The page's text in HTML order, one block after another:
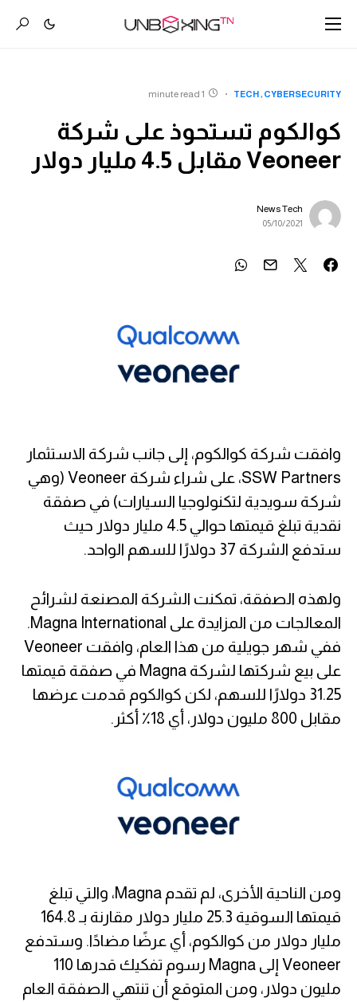
CYBERSECURITY
TECH
1 minute read
كوالكوم تستحوذ على شركة
Veoneer مقابل 4.5 مليار دولار
News Tech
05/10/2021
وافقت شركة كوالكوم، إلى جانب شركة الاستثمار
SSW Partners، على شراء شركة Veoneer (وهي
شركة سويدية لتكنولوجيا السيارات) في صفقة
نقدية تبلغ قيمتها حوالي 4.5 مليار دولار حيث
ستدفع الشركة 37 دولارًا للسهم الواحد.
ولهذه الصفقة، تمكنت الشركة المصنعة لشرائح
المعالجات من المزايدة على Magna International.
ففي شهر جويلية من هذا العام، وافقت Veoneer
على بيع شركتها لشركة Magna في صفقة قيمتها
31.25 دولارًا للسهم، لكن كوالكوم قدمت عرضها
مقابل 800 مليون دولار، أي 18٪ أكثر.
ومن الناحية الأخرى، لم تقدم Magna، والتي تبلغ
قيمتها السوقية 25.3 مليار دولار مقارنة بـ 164.8
مليار دولار من كوالكوم، أي عرضًا مضادًا. وستدفع
Veoneer إلى Magna رسوم تفكيك قدرها 110
مليون دولار، ومن المتوقع أن تنتهي الصفقة العام